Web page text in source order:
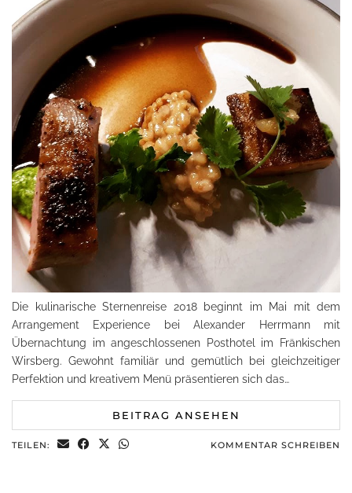
Die kulinarische Sternenreise 2018 beginnt im Mai mit dem
Arrangement Experience bei Alexander Herrmann mit
Übernachtung im angeschlossenen Posthotel im Fränkischen
Wirsberg. Gewohnt familiär und gemütlich bei gleichzeitiger
Perfektion und kreativem Menü präsentieren sich das…
BEITRAG ANSEHEN
TEILEN: KOMMENTAR SCHREIBEN